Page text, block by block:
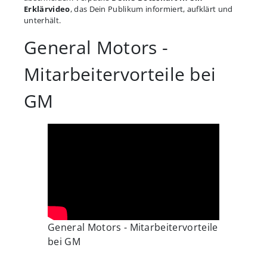
Erklärvideo, das Dein Publikum informiert, aufklärt und
unterhält.
General Motors -
Mitarbeitervorteile bei
GM
General Motors - Mitarbeitervorteile
bei GM